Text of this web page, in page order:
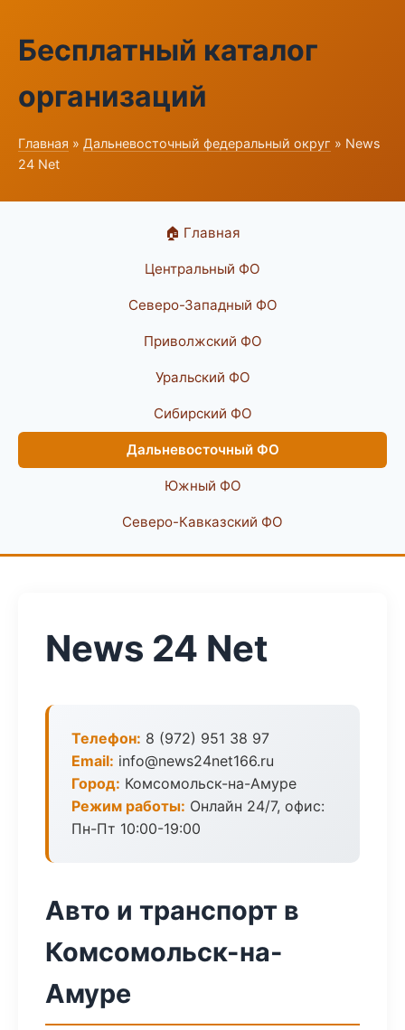
Бесплатный каталог
организаций
Главная » Дальневосточный федеральный округ » News
24 Net
🏠 Главная
Центральный ФО
Северо-Западный ФО
Приволжский ФО
Уральский ФО
Сибирский ФО
Дальневосточный ФО
Южный ФО
Северо-Кавказский ФО
News 24 Net
Телефон: 8 (972) 951 38 97
Email: info@news24net166.ru
Город: Комсомольск-на-Амуре
Режим работы: Онлайн 24/7, офис:
Пн-Пт 10:00-19:00
Авто и транспорт в
Комсомольск-на-
Амуре